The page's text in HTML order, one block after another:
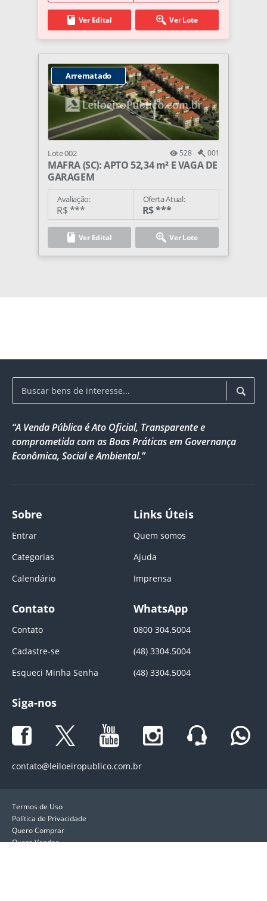
Ver Edital Ver Lote
Arrematado
Lote 002 528 001
MAFRA (SC): APTO 52,34 m² E VAGA DE
GARAGEM
Avaliação:
R$ ***
Oferta Atual:
R$ ***
Ver Edital Ver Lote
“A Venda Pública é Ato Oficial, Transparente e
comprometida com as Boas Práticas em Governança
Econômica, Social e Ambiental.”
Sobre
Entrar
Categorias
Calendário
Links Úteis
Quem somos
Ajuda
Imprensa
Contato
Contato
Cadastre-se
Esqueci Minha Senha
WhatsApp
0800 304.5004
(48) 3304.5004
(48) 3304.5004
Siga-nos
contato@leiloeiropublico.com.br
Termos de Uso
Política de Privacidade
Quero Comprar
Quero Vender